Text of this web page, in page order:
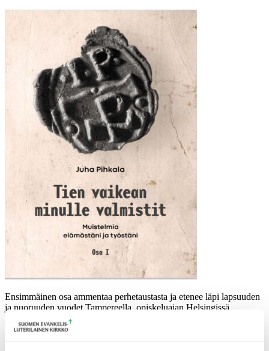
Ensimmäinen osa ammentaa perhetaustasta ja etenee läpi lapsuuden
ja nuoruuden vuodet Tampereella, opiskeluajan Helsingissä,
pappeuden ensi vuodet Riihimäellä ja Lopella, sitten Tampereen
hiippakunnan pääsihteerinä ja lopulta vuosiin Kirkon
koulutuskeskuksen johtajana.